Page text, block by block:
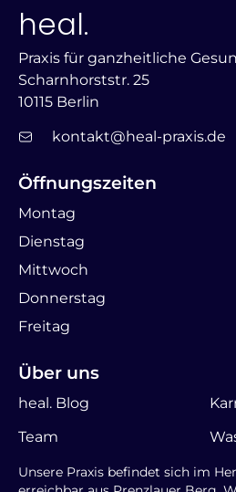
heal.
Praxis für ganzheitliche
Scharnhorststr. 25
10115 Berlin
kontakt@heal-praxis.de
Öffnungszeiten
Montag
Dienstag
Mittwoch
Donnerstag
Freitag
Über uns
heal. Blog
Team
Unsere Praxis befindet sich im